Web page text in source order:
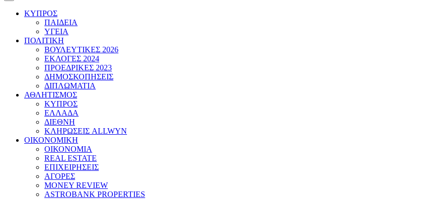
ΚΥΠΡΟΣ
ΠΑΙΔΕΙΑ
ΥΓΕΙΑ
ΠΟΛΙΤΙΚΗ
ΒΟΥΛΕΥΤΙΚΕΣ 2026
ΕΚΛΟΓΕΣ 2024
ΠΡΟΕΔΡΙΚΕΣ 2023
ΔΗΜΟΣΚΟΠΗΣΕΙΣ
ΔΙΠΛΩΜΑΤΙΑ
ΑΘΛΗΤΙΣΜΟΣ
ΚΥΠΡΟΣ
ΕΛΛΑΔΑ
ΔΙΕΘΝΗ
ΚΛΗΡΩΣΕΙΣ ALLWYN
ΟΙΚΟΝΟΜΙΚΗ
ΟΙΚΟΝΟΜΙΑ
REAL ESTATE
ΕΠΙΧΕΙΡΗΣΕΙΣ
ΑΓΟΡΕΣ
MONEY REVIEW
ASTROBANK PROPERTIES